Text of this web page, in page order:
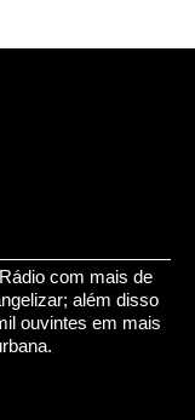
com mais de
além disso
ouvintes em mais